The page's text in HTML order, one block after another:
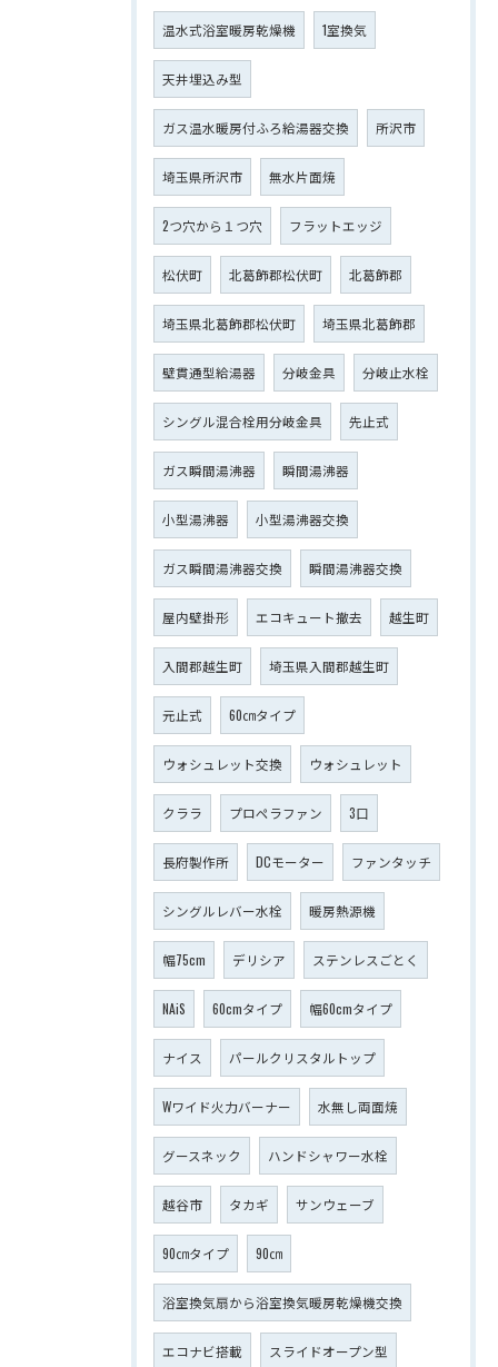
温水式浴室暖房乾燥機 1室換気
天井埋込み型
ガス温水暖房付ふろ給湯器交換 所沢市
埼玉県所沢市 無水片面焼
2つ穴から１つ穴 フラットエッジ
松伏町 北葛飾郡松伏町 北葛飾郡
埼玉県北葛飾郡松伏町 埼玉県北葛飾郡
壁貫通型給湯器 分岐金具 分岐止水栓
シングル混合栓用分岐金具 先止式
ガス瞬間湯沸器 瞬間湯沸器
小型湯沸器 小型湯沸器交換
ガス瞬間湯沸器交換 瞬間湯沸器交換
屋内壁掛形 エコキュート撤去 越生町
入間郡越生町 埼玉県入間郡越生町
元止式 60㎝タイプ
ウォシュレット交換 ウォシュレット
クララ プロペラファン 3口
長府製作所 DCモーター ファンタッチ
シングルレバー水栓 暖房熱源機
幅75cm デリシア ステンレスごとく
NAiS 60cmタイプ 幅60cmタイプ
ナイス パールクリスタルトップ
Wワイド火力バーナー 水無し両面焼
グースネック ハンドシャワー水栓
越谷市 タカギ サンウェーブ
90㎝タイプ 90㎝
浴室換気扇から浴室換気暖房乾燥機交換
エコナビ搭載 スライドオープン型